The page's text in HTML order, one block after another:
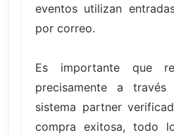
eventos utilizan
por correo.
Es importante que
precisamente a
sistema partner
compra exitosa, todo